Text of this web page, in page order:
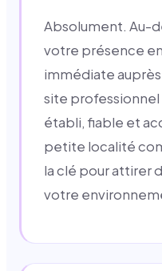
Absolument. Au-
votre présence
immédiate
site professionnel
établi, fiable et
petite localité
la clé pour attirer
votre